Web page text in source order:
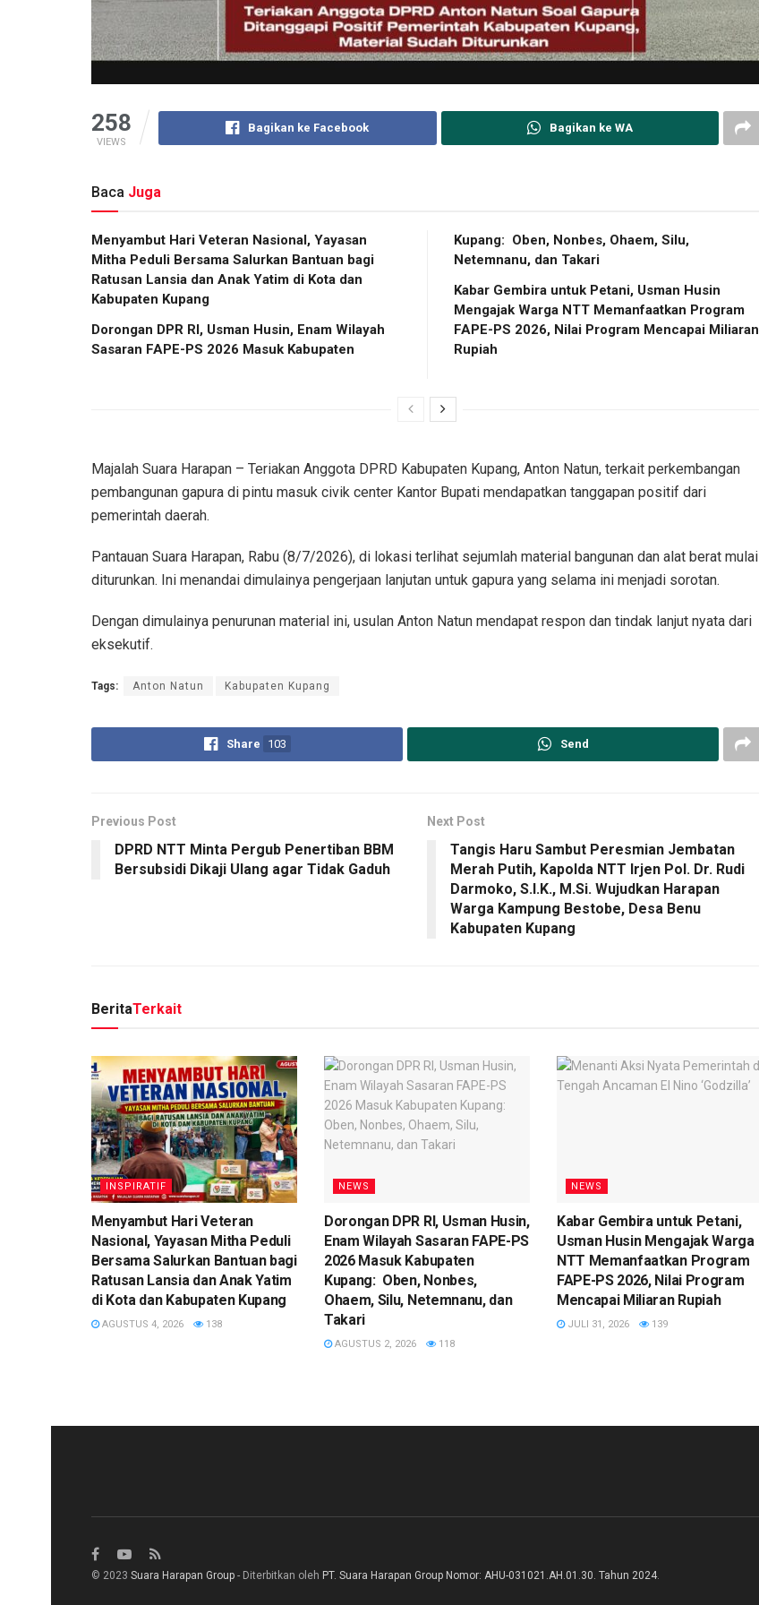
258
VIEWS
Bagikan ke Facebook Bagikan ke WA
Baca Juga
​Menyambut Hari Veteran Nasional, Yayasan
Mitha Peduli Bersama Salurkan Bantuan bagi
Ratusan Lansia dan Anak Yatim di Kota dan
Kabupaten Kupang
Dorongan DPR RI, Usman Husin, Enam Wilayah
Sasaran FAPE-PS 2026 Masuk Kabupaten
Kupang: Oben, Nonbes, Ohaem, Silu,
Netemnanu, dan Takari
Kabar Gembira untuk Petani, Usman Husin
Mengajak Warga NTT Memanfaatkan Program
FAPE-PS 2026, Nilai Program Mencapai Miliaran
Rupiah
Majalah Suara Harapan – Teriakan Anggota DPRD Kabupaten Kupang, Anton Natun, terkait perkembangan
pembangunan gapura di pintu masuk civik center Kantor Bupati mendapatkan tanggapan positif dari
pemerintah daerah.
Pantauan Suara Harapan, Rabu (8/7/2026), di lokasi terlihat sejumlah material bangunan dan alat berat mulai
diturunkan. Ini menandai dimulainya pengerjaan lanjutan untuk gapura yang selama ini menjadi sorotan.
Dengan dimulainya penurunan material ini, usulan Anton Natun mendapat respon dan tindak lanjut nyata dari
eksekutif.
Tags: Anton Natun Kabupaten Kupang
Share 103 Send
Previous Post
DPRD NTT Minta Pergub Penertiban BBM
Bersubsidi Dikaji Ulang agar Tidak Gaduh
Next Post
Tangis Haru Sambut Peresmian Jembatan
Merah Putih, Kapolda NTT Irjen Pol. Dr. Rudi
Darmoko, S.I.K., M.Si. Wujudkan Harapan
Warga Kampung Bestobe, Desa Benu
Kabupaten Kupang
BeritaTerkait
INSPIRATIF
​Menyambut Hari Veteran
Nasional, Yayasan Mitha Peduli
Bersama Salurkan Bantuan bagi
Ratusan Lansia dan Anak Yatim
di Kota dan Kabupaten Kupang
AGUSTUS 4, 2026 138
NEWS
Dorongan DPR RI, Usman Husin,
Enam Wilayah Sasaran FAPE-PS
2026 Masuk Kabupaten
Kupang: Oben, Nonbes,
Ohaem, Silu, Netemnanu, dan
Takari
AGUSTUS 2, 2026 118
NEWS
Kabar Gembira untuk Petani,
Usman Husin Mengajak Warga
NTT Memanfaatkan Program
FAPE-PS 2026, Nilai Program
Mencapai Miliaran Rupiah
JULI 31, 2026 139
© 2023 Suara Harapan Group - Diterbitkan oleh PT. Suara Harapan Group Nomor: AHU-031021.AH.01.30. Tahun 2024.